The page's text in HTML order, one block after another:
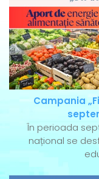
Campania
În perioada
național se